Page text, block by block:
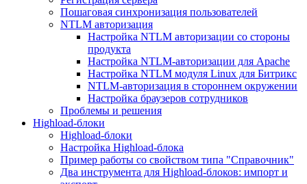
Пошаговая синхронизация пользователей
NTLM авторизация
Настройка NTLM авторизации со стороны
продукта
Настройка NTLM-авторизации для Apache
Настройка NTLM модуля Linux для Битрикс
NTLM-авторизация в стороннем окружении
Настройка браузеров сотрудников
Проблемы и решения
Highload-блоки
Highload-блоки
Настройка Highload-блока
Пример работы со свойством типа "Справочник"
Два инструмента для Highload-блоков: импорт и